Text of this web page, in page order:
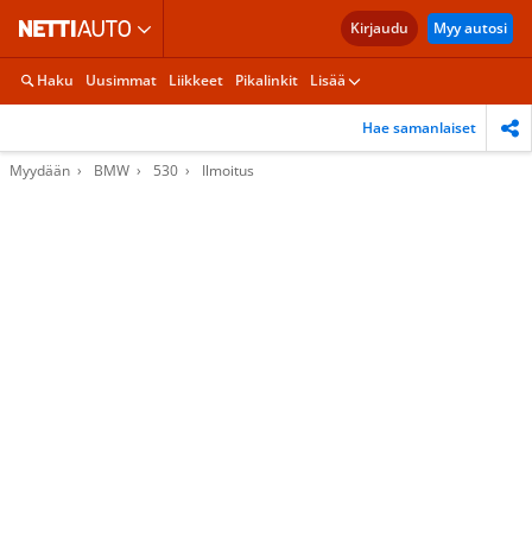
Kirjaudu Myy autosi
Haku Uusimmat Liikkeet Pikalinkit Lisää
Hae samanlaiset
Myydään BMW 530 Ilmoitus